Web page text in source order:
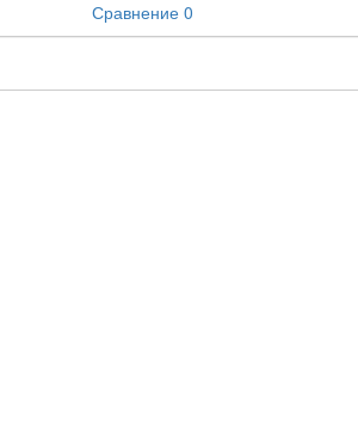
Сравнение 0